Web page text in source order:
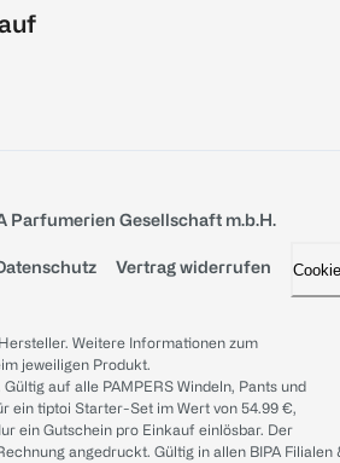
Parfumerien Gesellschaft m.b.H.
Vertrag widerrufen
Weitere Informationen zum
jeweiligen Produkt.
auf alle PAMPERS Windeln, Pants und
ein tiptoi Starter-Set im Wert von 54.99 €,
ein Gutschein pro Einkauf einlösbar. Der
angedruckt. Gültig in allen BIPA Filialen